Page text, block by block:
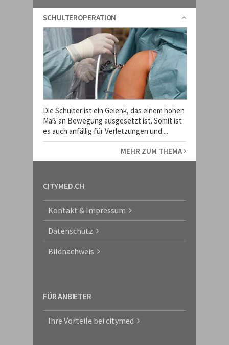
SCHULTEROPERATION
Die Schulter ist ein Gelenk, das einem hohen
Maß an Bewegung ausgesetzt ist. Somit ist
es auch anfällig für Verletzungen und ...
MEHR ZUM THEMA
CITYMED.CH
Kontakt & Impressum
Datenschutz
Bildnachweis
FÜR ANBIETER
Ihre Vorteile bei citymed